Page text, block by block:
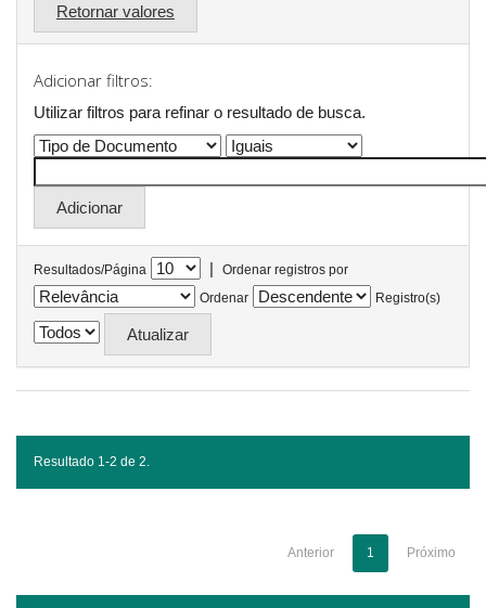
Retornar valores
Adicionar filtros:
Utilizar filtros para refinar o resultado de busca.
Resultados/Página |
Ordenar registros por
Ordenar
Registro(s)
Resultado 1-2 de 2.
Anterior 1 Próximo